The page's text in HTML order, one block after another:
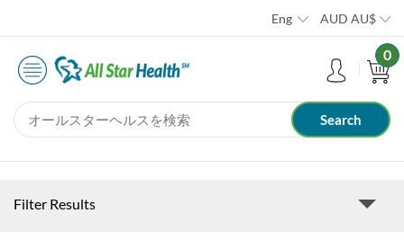
Eng AUD AU$
0
Filter Results